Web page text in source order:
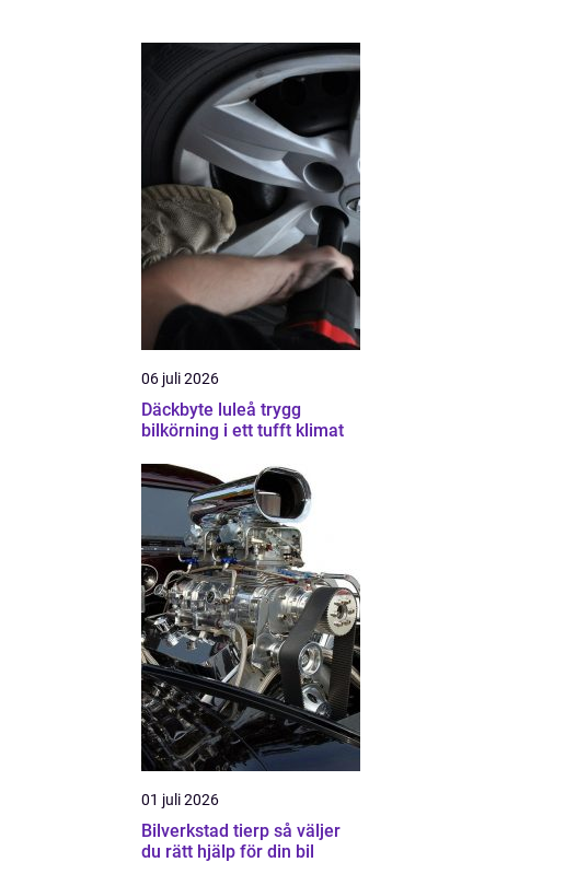
06 juli 2026
Däckbyte luleå trygg
bilkörning i ett tufft klimat
01 juli 2026
Bilverkstad tierp så väljer
du rätt hjälp för din bil